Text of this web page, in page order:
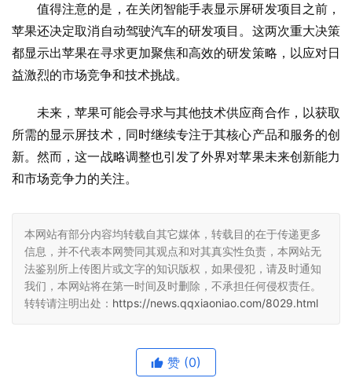
值得注意的是，在关闭智能手表显示屏研发项目之前，
苹果还决定取消自动驾驶汽车的研发项目。这两次重大决策
都显示出苹果在寻求更加聚焦和高效的研发策略，以应对日
益激烈的市场竞争和技术挑战。
未来，苹果可能会寻求与其他技术供应商合作，以获取
所需的显示屏技术，同时继续专注于其核心产品和服务的创
新。然而，这一战略调整也引发了外界对苹果未来创新能力
和市场竞争力的关注。
本网站有部分内容均转载自其它媒体，转载目的在于传递更多
信息，并不代表本网赞同其观点和对其真实性负责，本网站无
法鉴别所上传图片或文字的知识版权，如果侵犯，请及时通知
我们，本网站将在第一时间及时删除，不承担任何侵权责任。
转转请注明出处： https://news.qqxiaoniao.com/8029.html
赞 (0)